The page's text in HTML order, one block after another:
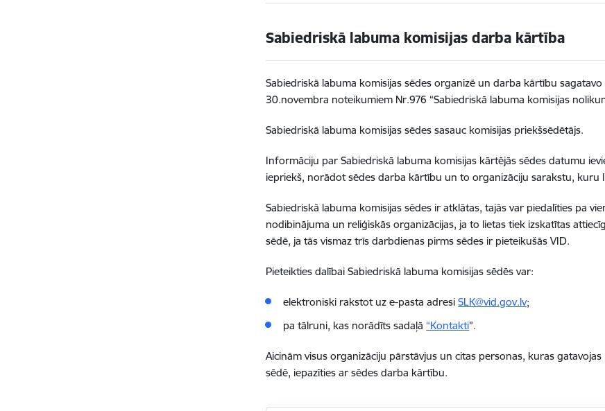
Sabiedriskā labuma komisijas darba kārtība
Sabiedriskā labuma komisijas sēdes organizē un darba kārtību
30.novembra noteikumiem Nr.976 “Sabiedriskā labuma komisijas
Sabiedriskā labuma komisijas sēdes sasauc komisijas priekšsēdētājs.
Informāciju par Sabiedriskā labuma komisijas kārtējās sēdes datumu
iepriekš, norādot sēdes darba kārtību un to organizāciju sarakstu, kuru
Sabiedriskā labuma komisijas sēdes ir atklātas, tajās var piedalīties pa
nodibinājuma un reliģiskās organizācijas, ja to lietas tiek izskatītas
sēdē, ja tās vismaz trīs darbdienas pirms sēdes ir pieteikušās VID.
Pieteikties dalībai Sabiedriskā labuma komisijas sēdēs var:
elektroniski rakstot uz e-pasta adresiSLK@vid.gov.lv;
pa tālruni, kas norādīts sadaļā “Kontakti”.
Aicinām visus organizāciju pārstāvjus un citas personas, kuras
sēdē, iepazīties ar sēdes darba kārtību.